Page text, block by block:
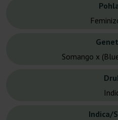
Somango x
Indica/